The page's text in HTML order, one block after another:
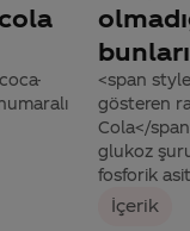
<span
gösteren
Cola</
glukoz
fosforik
İçerik